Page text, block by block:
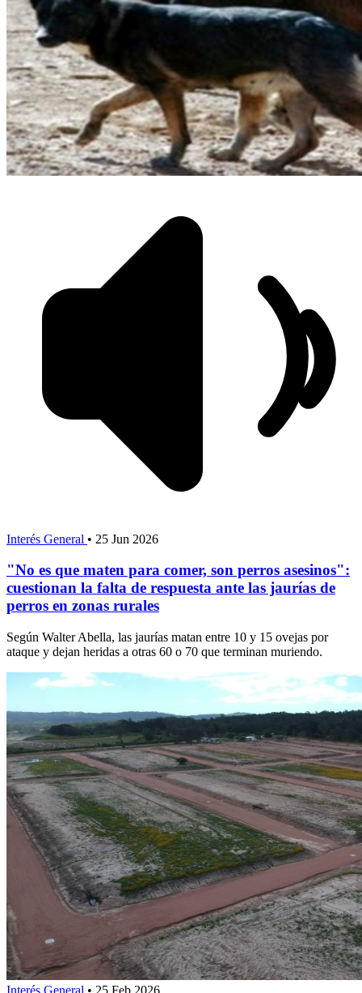
Interés General • 25 Jun 2026
"No es que maten para comer, son perros asesinos":
cuestionan la falta de respuesta ante las jaurías de
perros en zonas rurales
Según Walter Abella, las jaurías matan entre 10 y 15 ovejas por
ataque y dejan heridas a otras 60 o 70 que terminan muriendo.